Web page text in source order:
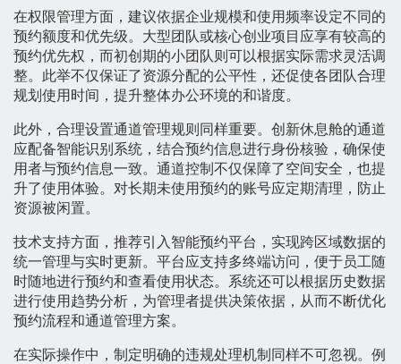
在权限管理方面，建议依据企业规模和使用频率设定不同的
预约额度和优先级。大型团队或核心创业项目应享有较高的
预约优先权，而初创期的小团队则可以根据实际需求灵活调
整。此举不仅保证了资源分配的公平性，还促使各团队合理
规划使用时间，提升整体办公环境的和谐度。
此外，合理设置通道管理规则同样重要。创新休息舱的通道
应配备智能识别系统，结合预约信息进行身份核验，确保使
用者与预约信息一致。通道控制不仅保障了空间安全，也提
升了使用体验。对长期未使用预约的账号应定期清理，防止
资源被闲置。
技术支持方面，推荐引入智能预约平台，实现跨区域数据的
统一管理与实时更新。平台应支持多终端访问，便于员工随
时随地进行预约和查看使用状态。系统还可以根据历史数据
进行使用趋势分析，为管理者提供决策依据，从而不断优化
预约流程和通道管理方案。
在实际操作中，制定明确的违规处理机制同样不可忽视。例